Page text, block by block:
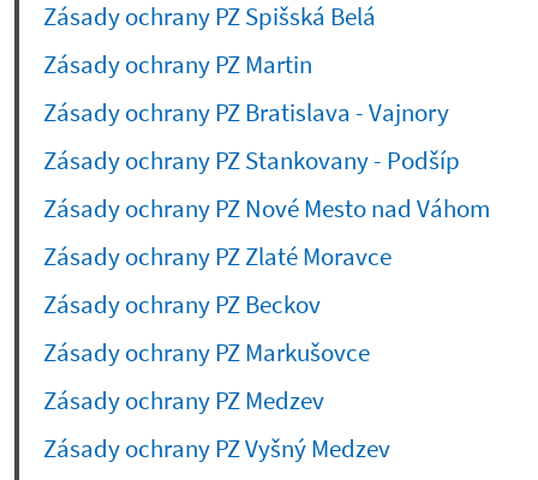
Zásady ochrany PZ Spišská Belá
Zásady ochrany PZ Martin
Zásady ochrany PZ Bratislava - Vajnory
Zásady ochrany PZ Stankovany - Podšíp
Zásady ochrany PZ Nové Mesto nad Váhom
Zásady ochrany PZ Zlaté Moravce
Zásady ochrany PZ Beckov
Zásady ochrany PZ Markušovce
Zásady ochrany PZ Medzev
Zásady ochrany PZ Vyšný Medzev